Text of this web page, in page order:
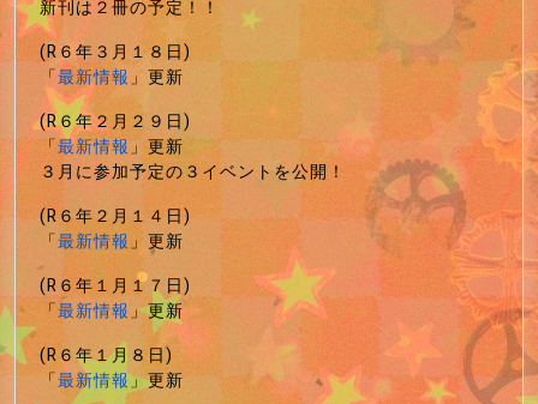
新刊は２冊の予定！！
(R６年３月１８日)
「最新情報」更新
(R６年２月２９日)
「最新情報」更新
３月に参加予定の３イベントを公開！
(R６年２月１４日)
「最新情報」更新
(R６年１月１７日)
「最新情報」更新
(R６年１月８日)
「最新情報」更新